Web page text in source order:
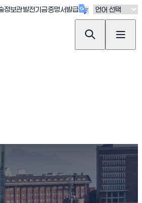
열림)
정보관(새창 열림)
발전기금(새창 열림)
증명서발급(새창 열림)